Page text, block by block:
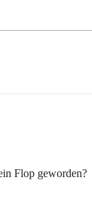
Flop geworden?